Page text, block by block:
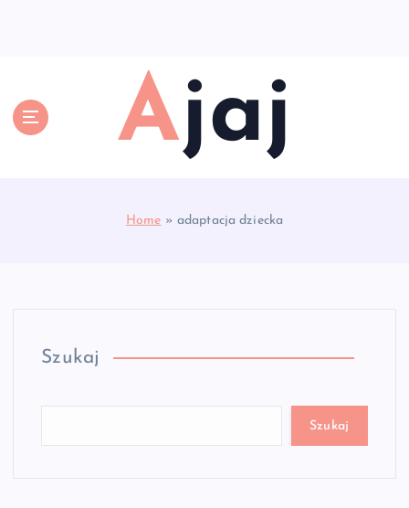
Ajaj
Home » adaptacja dziecka
Szukaj
Szukaj